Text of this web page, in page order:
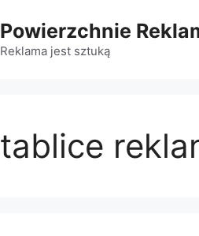
Powierzchnie
Reklama jest sztuką
tablice